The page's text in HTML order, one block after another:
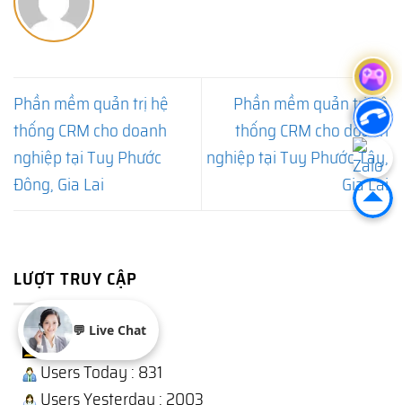
Phần mềm quản trị hệ
thống CRM cho doanh
nghiệp tại Tuy Phước
Đông, Gia Lai
Phần mềm quản trị hệ
thống CRM cho doanh
nghiệp tại Tuy Phước Tây,
Gia Lai
LƯỢT TRUY CẬP
Users Today : 831
Users Yesterday : 2003
💬 Live Chat